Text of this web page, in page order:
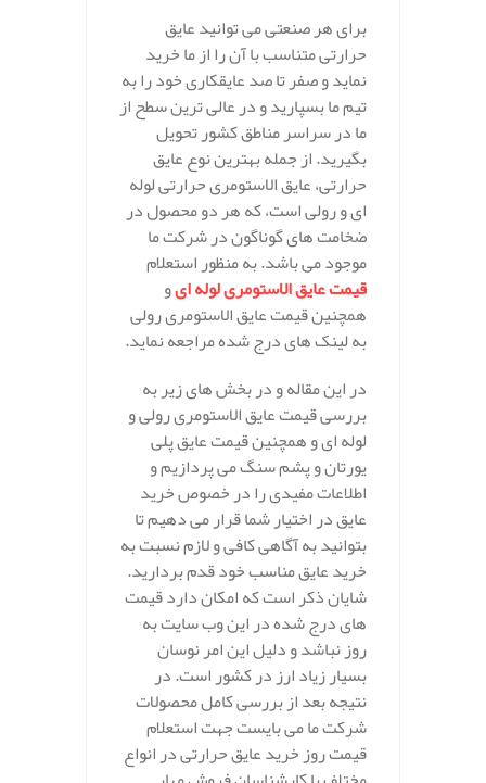
برای هر صنعتی می توانید عایق
حرارتی متناسب با آن را از ما خرید
نماید و صفر تا صد عایقکاری خود را به
تیم ما بسپارید و در عالی ترین سطح از
ما در سراسر مناطق کشور تحویل
بگیرید. از جمله بهترین نوع عایق
حرارتی، عایق الاستومری حرارتی لوله
ای و رولی است، که هر دو محصول در
ضخامت های گوناگون در شرکت ما
موجود می باشد. به منظور استعلام
قیمت عایق الاستومری لوله ایو
همچنین قیمت عایق الاستومری رولی
به لینک های درج شده مراجعه نماید.
در این مقاله و در بخش های زیر به
بررسی قیمت عایق الاستومری رولی و
لوله ای و همچنین قیمت عایق پلی
یورتان و پشم سنگ می پردازیم و
اطلاعات مفیدی را در خصوص خرید
عایق در اختیار شما قرار می دهیم تا
بتوانید به آگاهی کافی و لازم نسبت به
خرید عایق مناسب خود قدم بردارید.
شایان ذکر است که امکان دارد قیمت
های درج شده در این وب سایت به
روز نباشد و دلیل این امر نوسان
بسیار زیاد ارز در کشور است. در
نتیجه بعد از بررسی کامل محصولات
شرکت ما می بایست جهت استعلام
قیمت روز خرید عایق حرارتی در انواع